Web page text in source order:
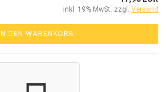
inkl. 19% MwSt. zzgl. Versand
IN DEN WARENKORB